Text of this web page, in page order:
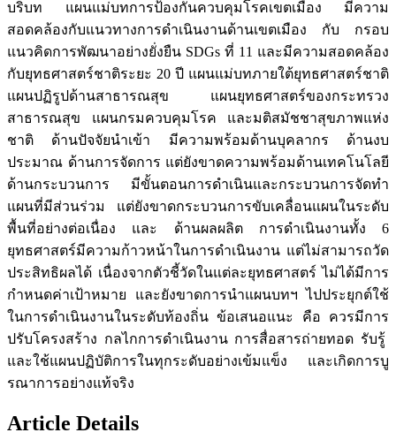
บริบท แผนแม่บทการป้องกันควบคุมโรคเขตเมือง มีความ
สอดคล้องกับแนวทางการดำเนินงานด้านเขตเมือง กับ กรอบ
แนวคิดการพัฒนาอย่างยั่งยืน SDGs ที่ 11 และมีความสอดคล้อง
กับยุทธศาสตร์ชาติระยะ 20 ปี แผนแม่บทภายใต้ยุทธศาสตร์ชาติ
แผนปฏิรูปด้านสาธารณสุข แผนยุทธศาสตร์ของกระทรวง
สาธารณสุข แผนกรมควบคุมโรค และมติสมัชชาสุขภาพแห่ง
ชาติ ด้านปัจจัยนำเข้า มีความพร้อมด้านบุคลากร ด้านงบ
ประมาณ ด้านการจัดการ แต่ยังขาดความพร้อมด้านเทคโนโลยี
ด้านกระบวนการ มีขั้นตอนการดำเนินและกระบวนการจัดทำ
แผนที่มีส่วนร่วม แต่ยังขาดกระบวนการขับเคลื่อนแผนในระดับ
พื้นที่อย่างต่อเนื่อง และ ด้านผลผลิต การดำเนินงานทั้ง 6
ยุทธศาสตร์มีความก้าวหน้าในการดำเนินงาน แต่ไม่สามารถวัด
ประสิทธิผลได้ เนื่องจากตัวชี้วัดในแต่ละยุทธศาสตร์ ไม่ได้มีการ
กำหนดค่าเป้าหมาย และยังขาดการนำแผนบทฯ ไปประยุกต์ใช้
ในการดำเนินงานในระดับท้องถิ่น ข้อเสนอแนะ คือ ควรมีการ
ปรับโครงสร้าง กลไกการดำเนินงาน การสื่อสารถ่ายทอด รับรู้
และใช้แผนปฏิบัติการในทุกระดับอย่างเข้มแข็ง และเกิดการบู
รณาการอย่างแท้จริง
Article Details